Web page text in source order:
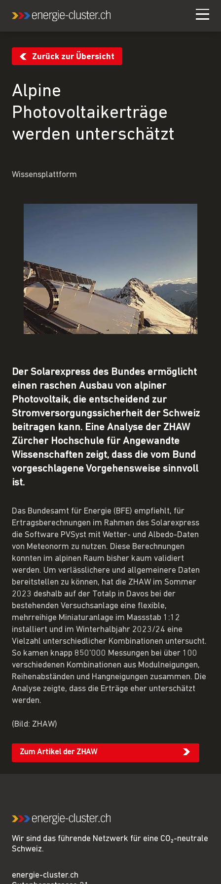
Zurück zur Übersicht
Alpine
Photovoltaikerträge
werden unterschätzt
Wissensplattform
Der Solarexpress des Bundes ermöglicht
einen raschen Ausbau von alpiner
Photovoltaik, die entscheidend zur
Stromversorgungssicherheit der Schweiz
beitragen kann. Eine Analyse der ZHAW
Zürcher Hochschule für Angewandte
Wissenschaften zeigt, dass die vom Bund
vorgeschlagene Vorgehensweise sinnvoll
ist.
Das Bundesamt für Energie (BFE) empfiehlt, für
Ertragsberechnungen im Rahmen des Solarexpress
die Software PVSyst mit Wetter- und Albedo-Daten
von Meteonorm zu nutzen. Diese Berechnungen
konnten im alpinen Raum bisher kaum validiert
werden. Um verlässlichere und allgemeinere Daten
bereitstellen zu können, hat die ZHAW im Sommer
2023 deshalb auf der Totalp in Davos bei der
bestehenden Versuchsanlage eine flexible,
mehrreihige Miniaturanlage im Massstab 1:12
installiert und im Winterhalbjahr 2023/24 eine
Vielzahl unterschiedlicher Kombinationen untersucht.
So kamen knapp 850'000 Messungen bei über 100
verschiedenen Kombinationen aus Modulneigungen,
Reihenabständen und Hangneigungen zusammen. Die
Analyse zeigte, dass die Erträge eher unterschätzt
werden.
(Bild: ZHAW)
Zum Artikel der ZHAW
Wir sind das führende Netzwerk für eine CO₂-neutrale
Schweiz.
energie-cluster.ch